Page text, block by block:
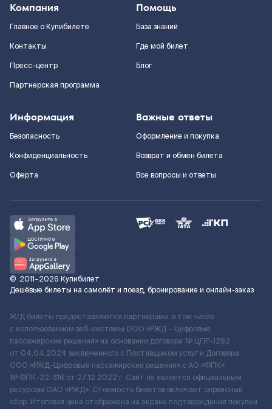
Компания
Главное о Купибилете
Контакты
Пресс-центр
Партнерская программа
Помощь
База знаний
Где мой билет
Блог
Информация
Безопасность
Конфиденциальность
Оферта
Важные ответы
Оформление и покупка
Возврат и обмен билета
Все вопросы и ответы
© 2011–2026 Купибилет
Дешёвые билеты на самолёт и поезд, бронирование и онлайн-заказ
Ж/Д билеты предоставляются партнёрами, в том числе
с использованием веб-системы ООО «РЖД – Цифровые
пассажирские решения» на основании договора № ЦПР-1282
от 04.04.2024 заключенного с Поставщиком услуг и Договора
ООО «РЖД-Цифровые пассажирские решения» c АО «ФПК»
№ ФПК-22-316 от 27.12.2022 г. Сайт не является официальным
ресурсом ОАО «РЖД». Стоимость билетов включает сервисный
сбор. Итоговая цена отображена на экране подтверждения покупки.